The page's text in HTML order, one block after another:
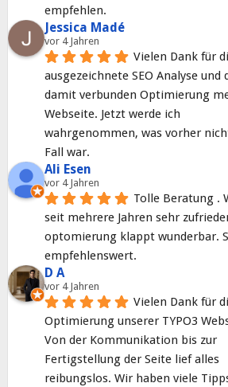
empfehlen.
Jessica Madé
vor 4 Jahren
Vielen Dank für
ausgezeichnete SEO Analyse und
damit verbunden Optimierung
Webseite. Jetzt werde ich
wahrgenommen, was vorher
Fall war.
Ali Esen
vor 4 Jahren
Tolle Beratung .
seit mehrere Jahren sehr
optomierung klappt wunderbar.
empfehlenswert.
D A
vor 4 Jahren
Vielen Dank für
Optimierung unserer TYPO3
Von der Kommunikation bis zur
Fertigstellung der Seite lief alles
reibungslos. Wir haben viele